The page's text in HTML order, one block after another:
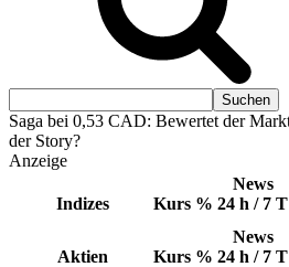
Saga bei 0,53 CAD: Bewertet der
der Story?
Anzeige
Indizes Kurs %
News
24 h / 7 T
Aktien Kurs %
News
24 h / 7 T